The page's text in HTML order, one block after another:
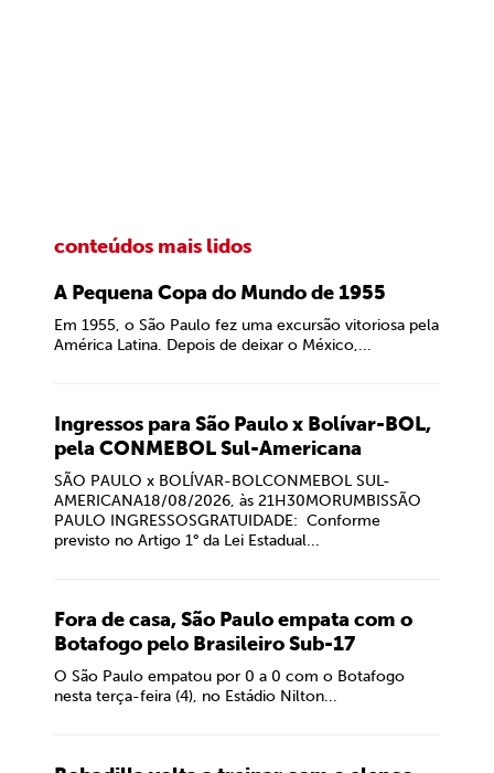
conteúdos mais lidos
A Pequena Copa do Mundo de 1955
Em 1955, o São Paulo fez uma excursão vitoriosa pela
América Latina. Depois de deixar o México,...
Ingressos para São Paulo x Bolívar-BOL,
pela CONMEBOL Sul-Americana
SÃO PAULO x BOLÍVAR-BOLCONMEBOL SUL-
AMERICANA18/08/2026, às 21H30MORUMBISSÃO
PAULO INGRESSOSGRATUIDADE: Conforme
previsto no Artigo 1° da Lei Estadual...
Fora de casa, São Paulo empata com o
Botafogo pelo Brasileiro Sub-17
O São Paulo empatou por 0 a 0 com o Botafogo
nesta terça-feira (4), no Estádio Nilton...